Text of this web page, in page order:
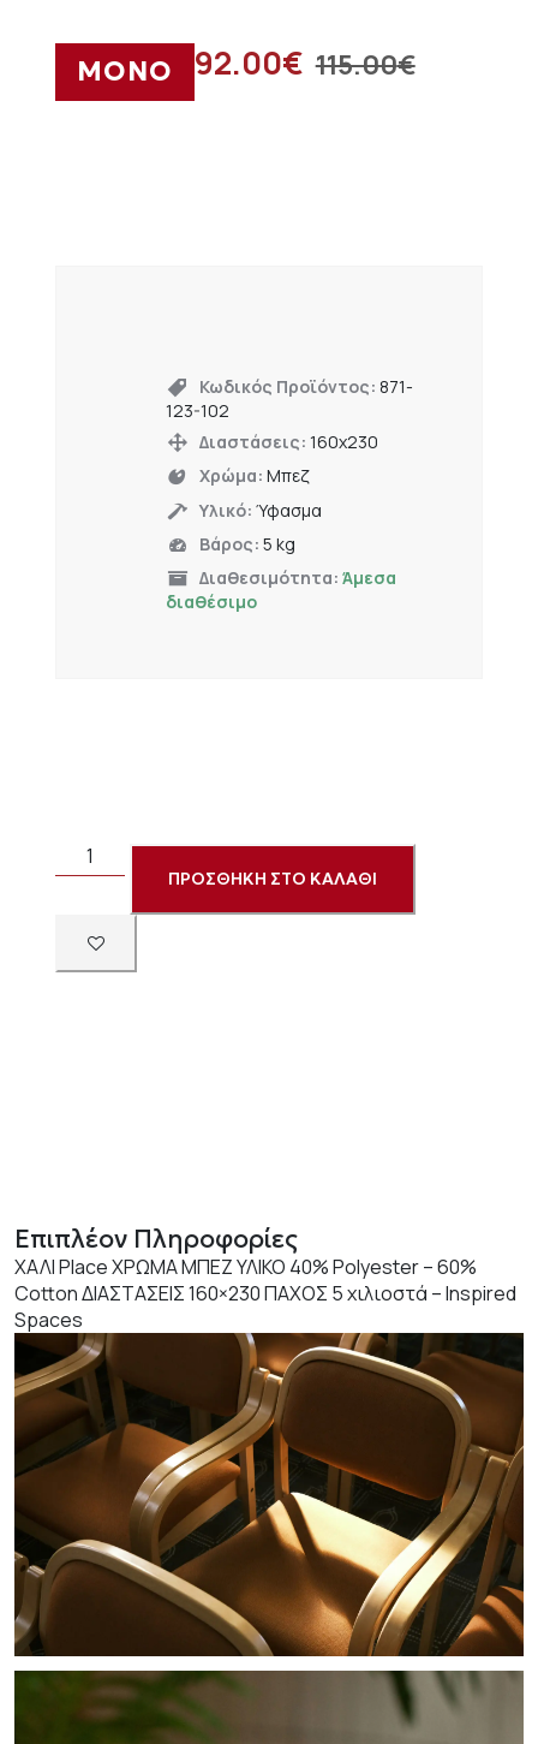
ΜΟΝΟ 115.00€
92.00€
Κωδικός Προϊόντος:871-
123-102
Διαστάσεις:160x230
Χρώμα:Μπεζ
Υλικό:Ύφασμα
Βάρος:5 kg
Διαθεσιμότητα:Άμεσα
διαθέσιμο
ΠΡΟΣΘΗΚΗ ΣΤΟ ΚΑΛΑΘΙ
Επιπλέον Πληροφορίες
ΧΑΛΙ Place ΧΡΩΜΑ ΜΠΕΖ ΥΛΙΚΟ 40% Polyester – 60%
Cotton ΔΙΑΣΤΑΣΕΙΣ 160×230 ΠΑΧΟΣ 5 χιλιοστά – Inspired
Spaces